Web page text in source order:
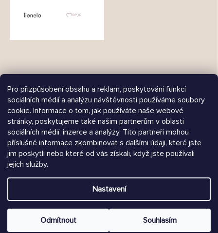
Pro přizpůsobení obsahu a reklam, poskytování funkcí
sociálních médií a analýzu návštěvnosti používáme soubory
cookie. Informace o tom, jak používáte naše webové
stránky, poskytujeme také našim partnerům v oblasti
sociálních médií, inzerce a analýzy. Tito partneři mohou
příslušné informace zkombinovat s dalšími údaji, které jste
jim poskytli nebo které od vás získali, když jste používali
jejich služby.
Nastavení
Odmítnout Souhlasím
Heureka.sk
Árukereső.hu
Vytvořil Shoptet
Copyright 2026Chrústiček.cz. Všechna práva vyhrazena.
Upravit nastavení cookies